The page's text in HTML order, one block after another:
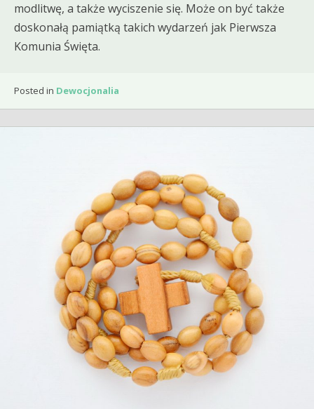
modlitwę, a także wyciszenie się. Może on być także
doskonałą pamiątką takich wydarzeń jak Pierwsza
Komunia Święta.
Posted in Dewocjonalia